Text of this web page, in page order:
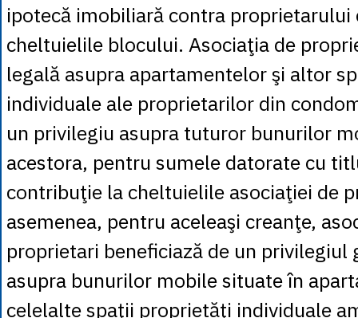
ipotecă imobiliară contra proprietarului
cheltuielile blocului. Asociaţia de
legală asupra apartamentelor şi altor
individuale ale proprietarilor din
un privilegiu asupra tuturor bunurilor
acestora, pentru sumele datorate cu
contribuţie la cheltuielile asociaţiei de
asemenea, pentru aceleaşi creanţe,
proprietari beneficiază de un privilegiul
asupra bunurilor mobile situate în
celelalte spaţii proprietăţi individuale